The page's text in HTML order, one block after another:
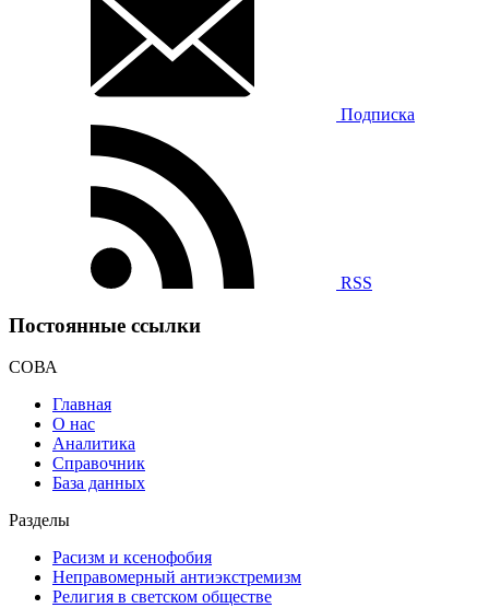
Подписка
RSS
Постоянные ссылки
СОВА
Главная
О нас
Аналитика
Справочник
База данных
Разделы
Расизм и ксенофобия
Неправомерный антиэкстремизм
Религия в светском обществе